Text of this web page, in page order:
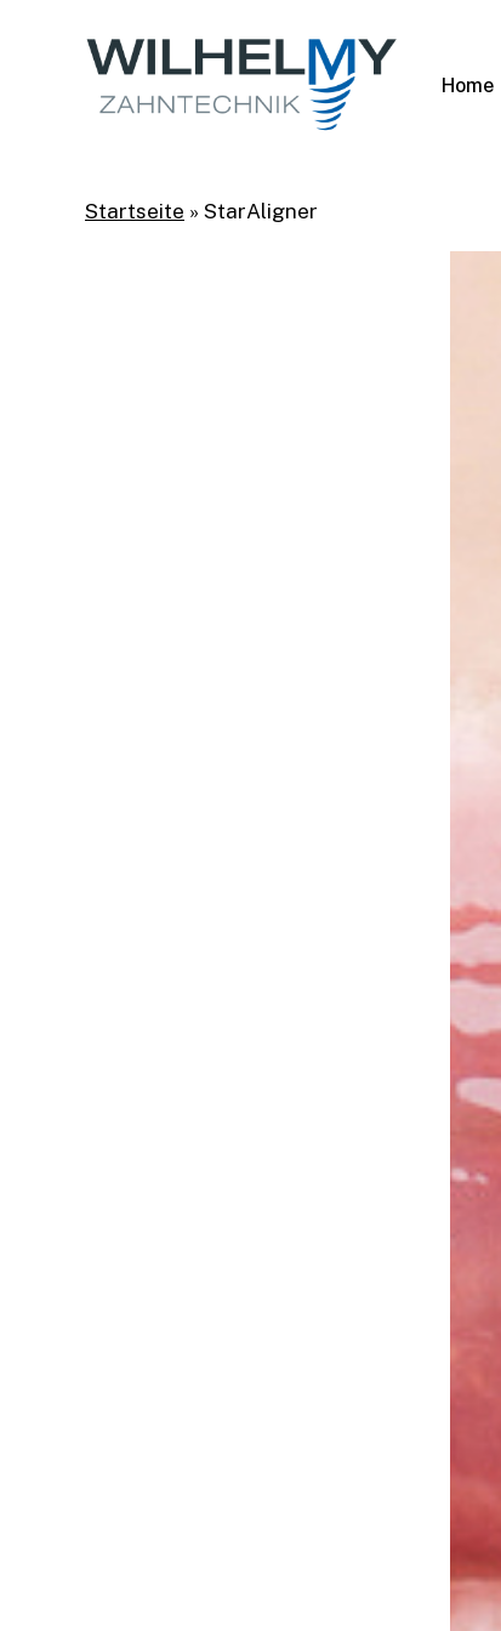
Home
Startseite » StarAligner